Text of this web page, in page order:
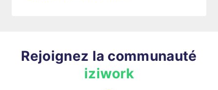
Rejoignez la communauté
iziwork